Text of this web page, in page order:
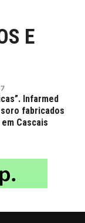
E
Infarmed
fabricados
Cascais